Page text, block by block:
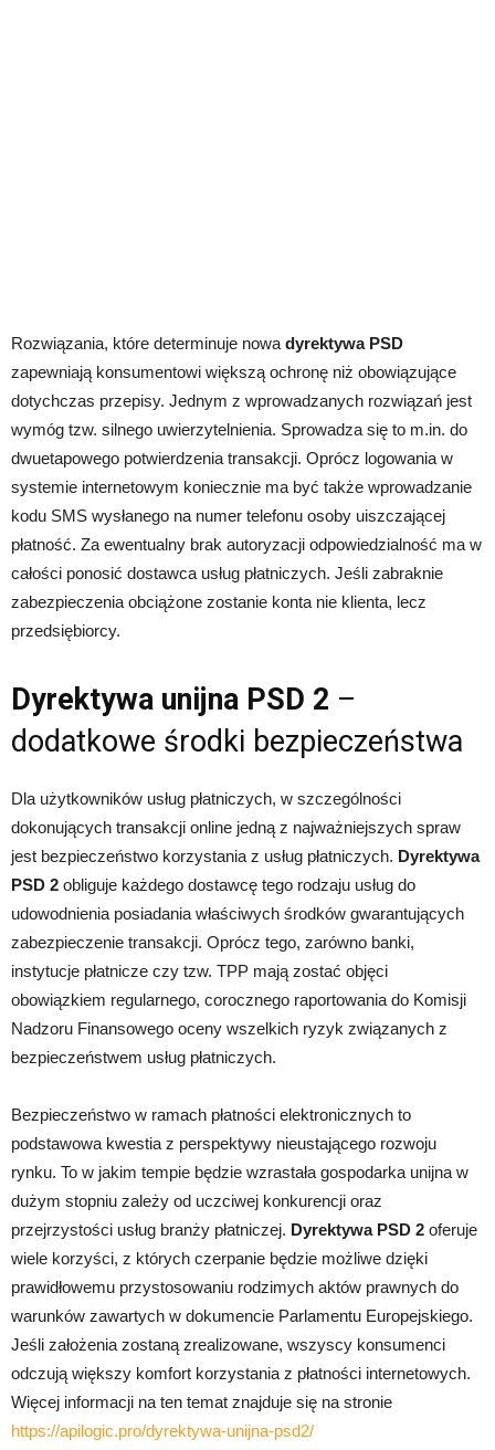
Rozwiązania, które determinuje nowa dyrektywa PSD
zapewniają konsumentowi większą ochronę niż obowiązujące
dotychczas przepisy. Jednym z wprowadzanych rozwiązań jest
wymóg tzw. silnego uwierzytelnienia. Sprowadza się to m.in. do
dwuetapowego potwierdzenia transakcji. Oprócz logowania w
systemie internetowym koniecznie ma być także wprowadzanie
kodu SMS wysłanego na numer telefonu osoby uiszczającej
płatność. Za ewentualny brak autoryzacji odpowiedzialność ma w
całości ponosić dostawca usług płatniczych. Jeśli zabraknie
zabezpieczenia obciążone zostanie konta nie klienta, lecz
przedsiębiorcy.
Dyrektywa unijna PSD 2 –
dodatkowe środki bezpieczeństwa
Dla użytkowników usług płatniczych, w szczególności
dokonujących transakcji online jedną z najważniejszych spraw
jest bezpieczeństwo korzystania z usług płatniczych. Dyrektywa
PSD 2 obliguje każdego dostawcę tego rodzaju usług do
udowodnienia posiadania właściwych środków gwarantujących
zabezpieczenie transakcji. Oprócz tego, zarówno banki,
instytucje płatnicze czy tzw. TPP mają zostać objęci
obowiązkiem regularnego, corocznego raportowania do Komisji
Nadzoru Finansowego oceny wszelkich ryzyk związanych z
bezpieczeństwem usług płatniczych.
Bezpieczeństwo w ramach płatności elektronicznych to
podstawowa kwestia z perspektywy nieustającego rozwoju
rynku. To w jakim tempie będzie wzrastała gospodarka unijna w
dużym stopniu zależy od uczciwej konkurencji oraz
przejrzystości usług branży płatniczej. Dyrektywa PSD 2 oferuje
wiele korzyści, z których czerpanie będzie możliwe dzięki
prawidłowemu przystosowaniu rodzimych aktów prawnych do
warunków zawartych w dokumencie Parlamentu Europejskiego.
Jeśli założenia zostaną zrealizowane, wszyscy konsumenci
odczują większy komfort korzystania z płatności internetowych.
Więcej informacji na ten temat znajduje się na stronie
https://apilogic.pro/dyrektywa-unijna-psd2/